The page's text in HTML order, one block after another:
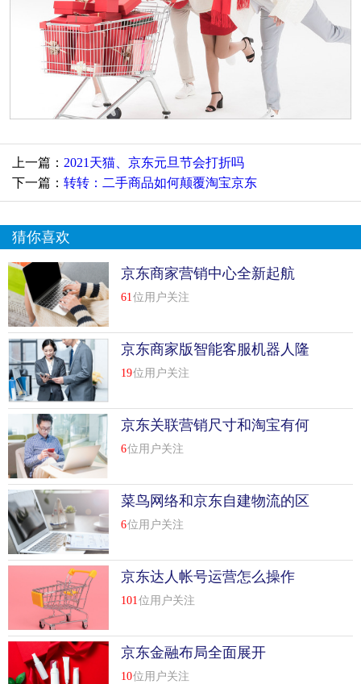
上一篇： 2021天猫、京东元旦节会打折吗
下一篇： 转转：二手商品如何颠覆淘宝京东
猜你喜欢
京东商家营销中心全新起航
61位用户关注
京东商家版智能客服机器人隆
重上线啦
19位用户关注
京东关联营销尺寸和淘宝有何
别
6位用户关注
菜鸟网络和京东自建物流的区
别
6位用户关注
京东达人帐号运营怎么操作
101位用户关注
京东金融布局全面展开
10位用户关注